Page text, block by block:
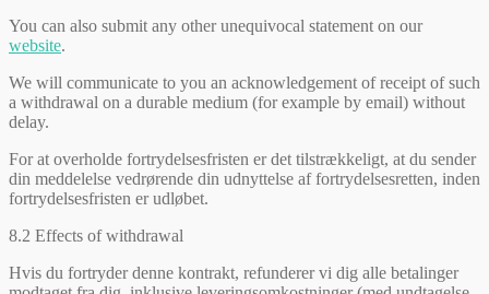
You can also submit any other unequivocal statement on our
website.
We will communicate to you an acknowledgement of receipt of such
a withdrawal on a durable medium (for example by email) without
delay.
For at overholde fortrydelsesfristen er det tilstrækkeligt, at du sender
din meddelelse vedrørende din udnyttelse af fortrydelsesretten, inden
fortrydelsesfristen er udløbet.
8.2 Effects of withdrawal
Hvis du fortryder denne kontrakt, refunderer vi dig alle betalinger